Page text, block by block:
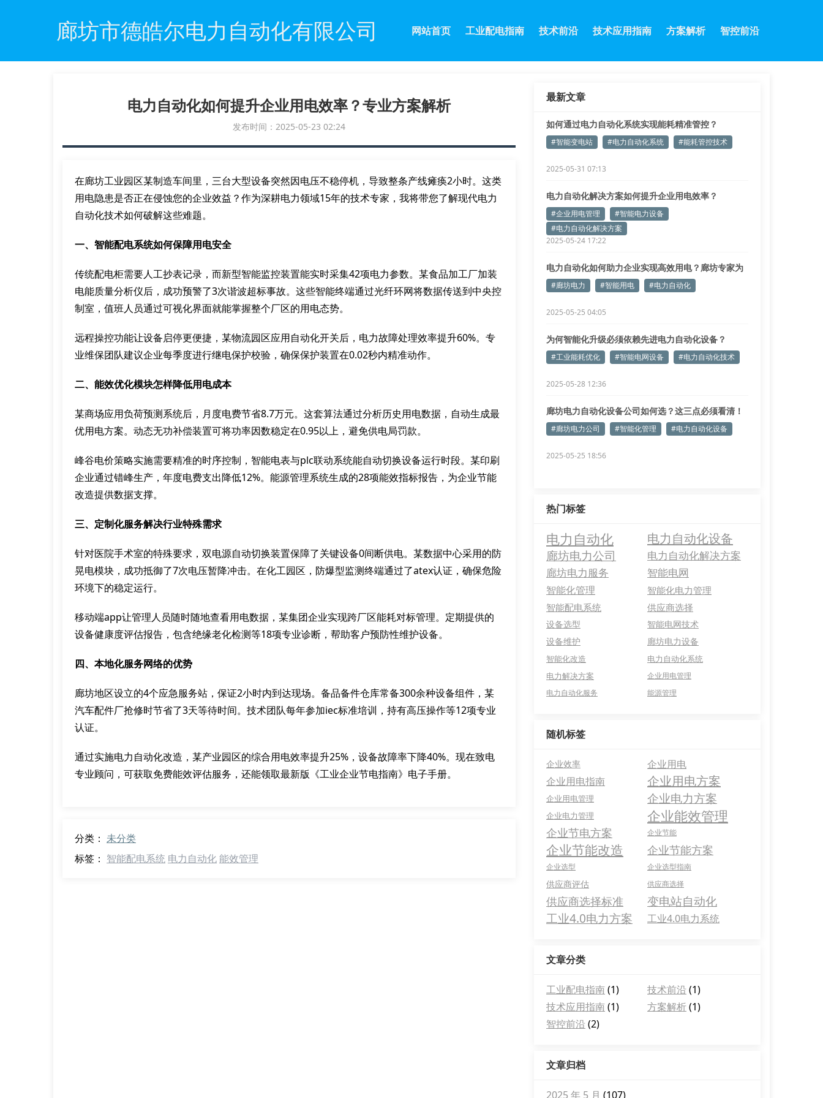
廊坊市德皓尔电力自动化有限公司 网站首页 工业配电指南 技术前沿 技术应用指南 方案解析 智控前沿
电力自动化如何提升企业用电效率？专业方案解析
发布时间：2025-05-23 02:24
在廊坊工业园区某制造车间里，三台大型设备突然因电压不稳停机，导致整条产线瘫痪2小时。这类
用电隐患是否正在侵蚀您的企业效益？作为深耕电力领域15年的技术专家，我将带您了解现代电力
自动化技术如何破解这些难题。
一、智能配电系统如何保障用电安全
传统配电柜需要人工抄表记录，而新型智能监控装置能实时采集42项电力参数。某食品加工厂加装
电能质量分析仪后，成功预警了3次谐波超标事故。这些智能终端通过光纤环网将数据传送到中央控
制室，值班人员通过可视化界面就能掌握整个厂区的用电态势。
远程操控功能让设备启停更便捷，某物流园区应用自动化开关后，电力故障处理效率提升60%。专
业维保团队建议企业每季度进行继电保护校验，确保保护装置在0.02秒内精准动作。
二、能效优化模块怎样降低用电成本
某商场应用负荷预测系统后，月度电费节省8.7万元。这套算法通过分析历史用电数据，自动生成最
优用电方案。动态无功补偿装置可将功率因数稳定在0.95以上，避免供电局罚款。
峰谷电价策略实施需要精准的时序控制，智能电表与plc联动系统能自动切换设备运行时段。某印刷
企业通过错峰生产，年度电费支出降低12%。能源管理系统生成的28项能效指标报告，为企业节能
改造提供数据支撑。
三、定制化服务解决行业特殊需求
针对医院手术室的特殊要求，双电源自动切换装置保障了关键设备0间断供电。某数据中心采用的防
晃电模块，成功抵御了7次电压暂降冲击。在化工园区，防爆型监测终端通过了atex认证，确保危险
环境下的稳定运行。
移动端app让管理人员随时随地查看用电数据，某集团企业实现跨厂区能耗对标管理。定期提供的
设备健康度评估报告，包含绝缘老化检测等18项专业诊断，帮助客户预防性维护设备。
四、本地化服务网络的优势
廊坊地区设立的4个应急服务站，保证2小时内到达现场。备品备件仓库常备300余种设备组件，某
汽车配件厂抢修时节省了3天等待时间。技术团队每年参加iec标准培训，持有高压操作等12项专业
认证。
通过实施电力自动化改造，某产业园区的综合用电效率提升25%，设备故障率下降40%。现在致电
专业顾问，可获取免费能效评估服务，还能领取最新版《工业企业节电指南》电子手册。
分类： 未分类
标签： 智能配电系统 电力自动化能效管理
最新文章
如何通过电力自动化系统实现能耗精准管控？
#智能变电站 #电力自动化系统 #能耗管控技术
2025-05-31 07:13
电力自动化解决方案如何提升企业用电效率？
#企业用电管理
#智能电力设备
#电力自动化解决方案
2025-05-24 17:22
电力自动化如何助力企业实现高效用电？廊坊专家为
您解析
#廊坊电力 #智能用电 #电力自动化
2025-05-25 04:05
为何智能化升级必须依赖先进电力自动化设备？
#工业能耗优化 #智能电网设备 #电力自动化技术
2025-05-28 12:36
廊坊电力自动化设备公司如何选？这三点必须看清！
#廊坊电力公司 #智能化管理 #电力自动化设备
2025-05-25 18:56
热门标签
电力自动化 电力自动化设备
廊坊电力公司
电力自动化解决方案
廊坊电力服务
智能电网
智能化管理
智能化电力管理
智能配电系统
供应商选择
设备选型
智能电网技术
设备维护
廊坊电力设备
智能化改造
电力自动化系统
电力解决方案
企业用电管理
电力自动化服务
能源管理
随机标签
企业效率
企业用电
企业用电指南
企业用电方案
企业用电管理 企业电力方案
企业电力管理 企业能效管理
企业节电方案 企业节能
企业节能改造 企业节能方案
企业选型 企业选型指南
供应商评估 供应商选择
供应商选择标准
变电站自动化
工业4.0电力方案
工业4.0电力系统
文章分类
工业配电指南(1) 技术前沿 (1)
技术应用指南(1) 方案解析(1)
智控前沿 (2)
文章归档
2025 年 5 月 (107)